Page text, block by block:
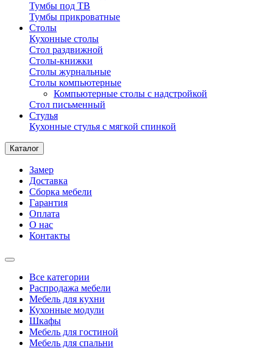
Тумбы под ТВ
Тумбы прикроватные
Столы
Кухонные столы
Стол раздвижной
Столы-книжки
Столы журнальные
Столы компьютерные
Компьютерные столы с надстройкой
Стол письменный
Стулья
Кухонные стулья с мягкой спинкой
Каталог
Замер
Доставка
Сборка мебели
Гарантия
Оплата
О нас
Контакты
Все категории
Распродажа мебели
Мебель для кухни
Кухонные модули
Шкафы
Мебель для гостиной
Мебель для спальни